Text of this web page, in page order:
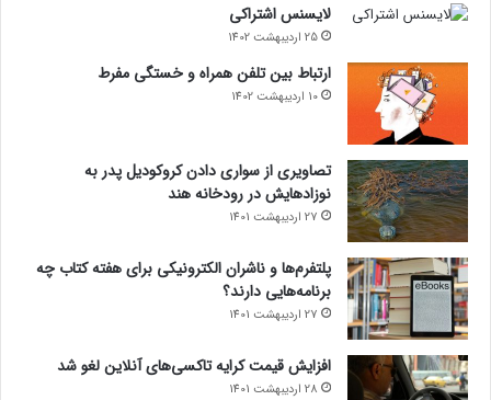
لایسنس اشتراکی
25 اردیبهشت 1402
ارتباط بین تلفن همراه و خستگی مفرط
10 اردیبهشت 1402
تصاویری از سواری دادن کروکودیل پدر به
نوزادهایش در رودخانه هند
27 اردیبهشت 1401
پلتفرم‌ها و ناشران الکترونیکی برای هفته کتاب چه
برنامه‌هایی دارند؟
27 اردیبهشت 1401
افزایش قیمت کرایه تاکسی‌های آنلاین لغو شد
28 اردیبهشت 1401